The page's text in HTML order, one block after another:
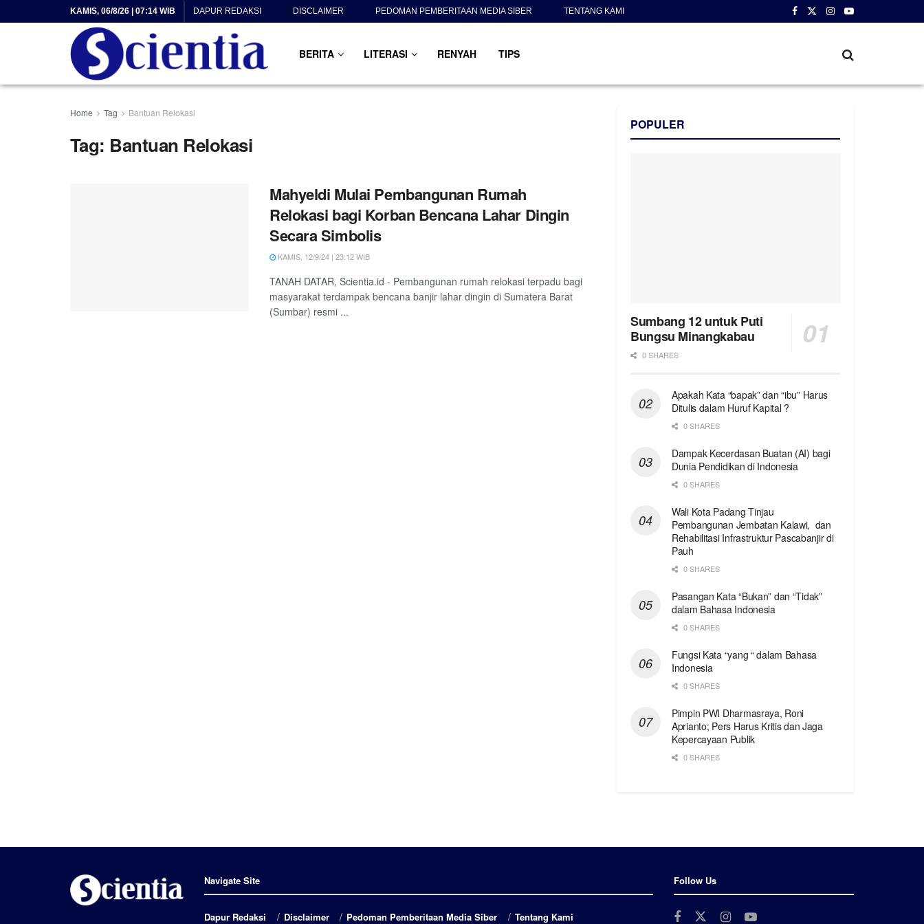
KAMIS, 06/8/26 | 07:14 WIB DAPUR REDAKSI DISCLAIMER PEDOMAN PEMBERITAAN MEDIA SIBER TENTANG KAMI
BERITA LITERASI RENYAH TIPS
Home Tag Bantuan Relokasi
Tag: Bantuan Relokasi
Mahyeldi Mulai Pembangunan Rumah
Relokasi bagi Korban Bencana Lahar Dingin
Secara Simbolis
KAMIS, 12/9/24 | 23:12 WIB
TANAH DATAR, Scientia.id - Pembangunan rumah relokasi terpadu bagi
masyarakat terdampak bencana banjir lahar dingin di Sumatera Barat
(Sumbar) resmi ...
POPULER
Sumbang 12 untuk Puti
Bungsu Minangkabau
0 SHARES
Apakah Kata “bapak” dan “ibu” Harus
Ditulis dalam Huruf Kapital ?
0 SHARES
Dampak Kecerdasan Buatan (AI) bagi
Dunia Pendidikan di Indonesia
0 SHARES
Wali Kota Padang Tinjau
Pembangunan Jembatan Kalawi, dan
Rehabilitasi Infrastruktur Pascabanjir di
Pauh
0 SHARES
Pasangan Kata “Bukan” dan “Tidak”
dalam Bahasa Indonesia
0 SHARES
Fungsi Kata “yang “ dalam Bahasa
Indonesia
0 SHARES
Pimpin PWI Dharmasraya, Roni
Aprianto; Pers Harus Kritis dan Jaga
Kepercayaan Publik
0 SHARES
Navigate Site
Dapur Redaksi Disclaimer Pedoman Pemberitaan Media Siber Tentang Kami
Follow Us